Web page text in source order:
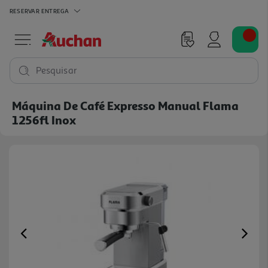
RESERVAR ENTREGA
Pesquisar
Máquina De Café Expresso Manual Flama
1256fl Inox
Previous